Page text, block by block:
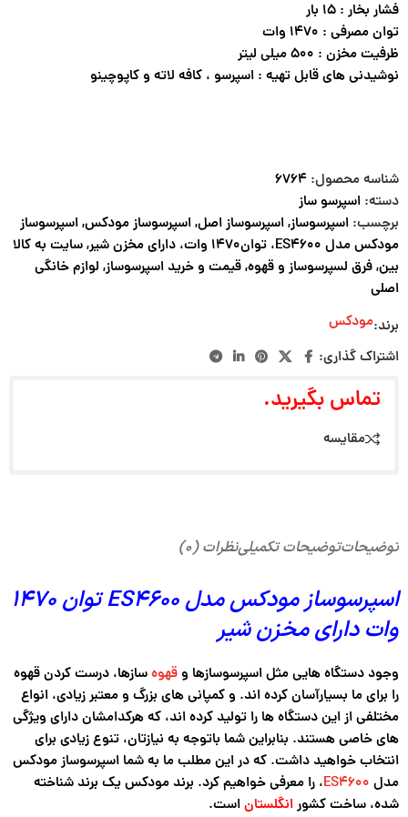
فشار بخار : ۱۵ بار
توان مصرفی : ۱۴۷۰ وات
ظرفیت مخزن : ۵۰۰ میلی لیتر
نوشیدنی های قابل تهیه : اسپرسو ، کافه لاته و کاپوچینو
شناسه محصول: ۶۷۶۴
دسته: اسپرسو ساز
برچسب: اسپرسوساز,اسپرسوساز اصل,اسپرسوساز مودکس,اسپرسوساز
مودکس مدل ES4600، توان1470 وات، دارای مخزن شیر
,سایت به کالا
بین,فرق لسپرسوساز و قهوه,قیمت و خرید اسپرسوساز, لوازم خانگی
اصلی
برند:مودکس
اشتراک گذاری:
تماس بگیرید.
مقایسه
توضیحاتتوضیحات تکمیلینظرات (۰)
اسپرسوساز مودکس مدل ES4600 توان 1470
وات دارای مخزن شیر
وجود دستگاه هایی مثل اسپرسوسازها و قهوهسازها، درست کردن قهوه
را برای ما بسیارآسان کرده اند. و کمپانی های بزرگ و معتبر زیادی، انواع
مختلفی از این دستگاه ها را تولید کرده اند، که هرکدامشان دارای ویژگی
های خاصی هستند. بنابراین شما باتوجه به نیازتان، تنوع زیادی برای
انتخاب خواهید داشت. که در این مطلب ما به شما اسپرسوساز مودکس
مدل ES4600، را معرفی خواهیم کرد. برند مودکس یک برند شناخته
شده، ساخت کشورانگلستاناست.